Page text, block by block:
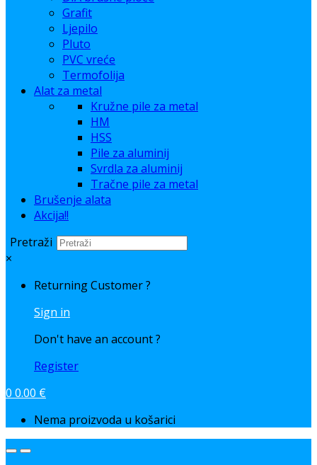
Grafit
Ljepilo
Pluto
PVC vreće
Termofolija
Alat za metal
Kružne pile za metal
HM
HSS
Pile za aluminij
Svrdla za aluminij
Tračne pile za metal
Brušenje alata
Akcija!!
Pretraži
×
Returning Customer ?
Sign in
Don't have an account ?
Register
0 0.00 €
Nema proizvoda u košarici